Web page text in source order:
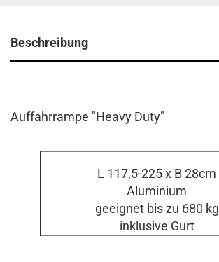
Beschreibung
Auffahrrampe "Heavy Duty"
L 117,5-225 x B 28cm
Aluminium
geeignet bis zu 680 kg
inklusive Gurt